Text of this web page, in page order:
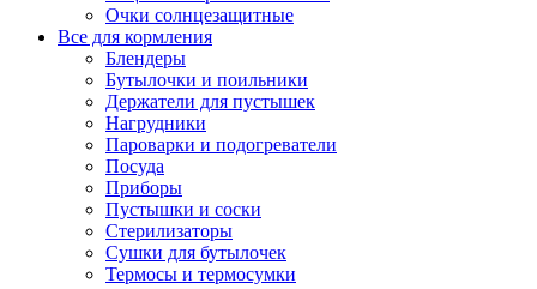
Очки солнцезащитные
Все для кормления
Блендеры
Бутылочки и поильники
Держатели для пустышек
Нагрудники
Пароварки и подогреватели
Посуда
Приборы
Пустышки и соски
Стерилизаторы
Сушки для бутылочек
Термосы и термосумки